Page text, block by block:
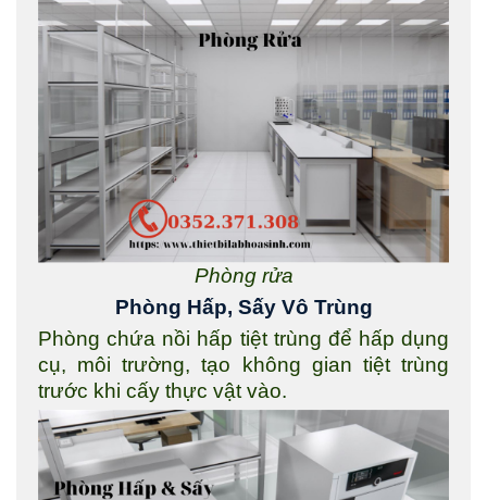
Phòng rửa
Phòng Hấp, Sấy Vô Trùng
Phòng chứa nồi hấp tiệt trùng để hấp dụng
cụ, môi trường, tạo không gian tiệt trùng
trước khi cấy thực vật vào.